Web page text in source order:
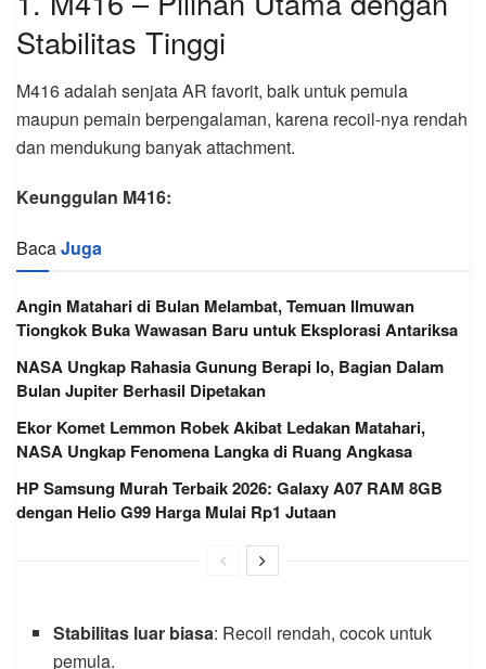
Stabilitas Tinggi
M416 adalah senjata AR favorit, baik untuk pemula
maupun pemain berpengalaman, karena recoil-nya rendah
dan mendukung banyak attachment.
Keunggulan M416:
BacaJuga
Angin Matahari di Bulan Melambat, Temuan Ilmuwan
Tiongkok Buka Wawasan Baru untuk Eksplorasi Antariksa
NASA Ungkap Rahasia Gunung Berapi Io, Bagian Dalam
Bulan Jupiter Berhasil Dipetakan
Ekor Komet Lemmon Robek Akibat Ledakan Matahari,
NASA Ungkap Fenomena Langka di Ruang Angkasa
HP Samsung Murah Terbaik 2026: Galaxy A07 RAM 8GB
dengan Helio G99 Harga Mulai Rp1 Jutaan
Stabilitas luar biasa: Recoil rendah, cocok untuk
pemula.